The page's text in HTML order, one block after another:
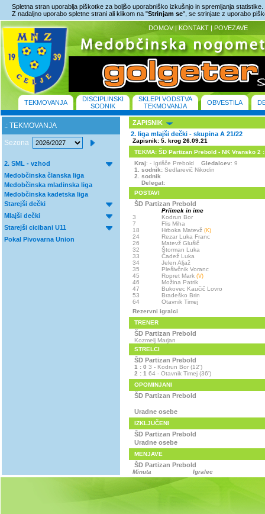
Spletna stran uporablja piškotke za boljšo uporabniško izkušnjo in spremljanja statistike.
Z nadaljno uporabo spletne strani ali klikom na "Strinjam se", se strinjate z uporabo
DOMOV | KONTAKT | POVEZAVE
TEKMOVANJA
DISCIPLINSKI
SODNIK
SKLEPI VODSTVA
TEKMOVANJA
OBVESTILA
.: TEKMOVANJA
Sezona
2. SML - vzhod
Medobčinska članska liga
Medobčinska mladinska liga
Medobčinska kadetska liga
Starejši dečki
Mlajši dečki
Starejši cicibani U11
Pokal Pivovarna Union
ZAPISNIK
2. liga mlajši dečki - skupina A 21/22
Zapisnik: 5. krog 26.09.21
TEKMA: ŠD Partizan Prebold - NK Vransko 2
Kraj: - Igrišče Prebold Gledalcev: 9
1. sodnik: Sedlarevič Nikodin
2. sodnik
Delegat:
POSTAVI
ŠD Partizan Prebold
Priimek in ime
3
Kodrun Bor
7
Flis Miha
18
Hrboka Matevž (K)
24
Rezar Luka Franc
26
Matevž Glušič
32
Štorman Luka
33
Čadež Luka
34
Jelen Aljaž
35
Plešivčnik Voranc
45
Ropret Mark (V)
46
Možina Patrik
47
Bukovec Kaučič Lovro
53
Bradeško Brin
64
Otavnik Timej
Rezervni igralci
TRENER
ŠD Partizan Prebold
Kozmelj Marjan
STRELCI
ŠD Partizan Prebold
1 : 0 3 - Kodrun Bor (12')
2 : 1 64 - Otavnik Timej (36')
OPOMINJANI
ŠD Partizan Prebold
Uradne osebe
IZKLJUČENI
ŠD Partizan Prebold
Uradne osebe
MENJAVE
ŠD Partizan Prebold
Minuta Igralec